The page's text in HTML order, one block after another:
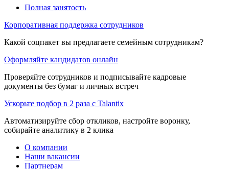
Полная занятость
Корпоративная поддержка сотрудников
Какой соцпакет вы предлагаете семейным сотрудникам?
Оформляйте кандидатов онлайн
Проверяйте сотрудников и подписывайте кадровые
документы без бумаг и личных встреч
Ускорьте подбор в 2 раза с Talantix
Автоматизируйте сбор откликов, настройте воронку,
собирайте аналитику в 2 клика
О компании
Наши вакансии
Партнерам